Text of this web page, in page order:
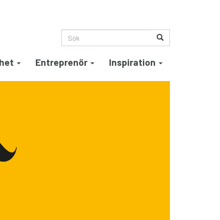
Entreprenör Inspiration